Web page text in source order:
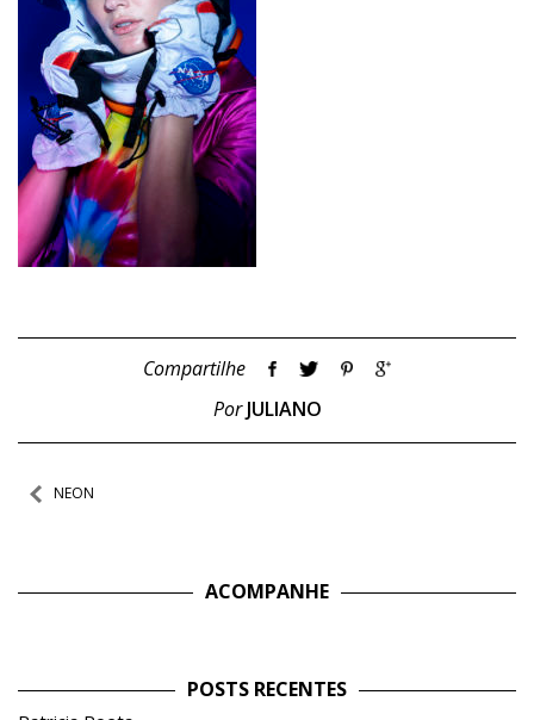
Compartilhe
PorJULIANO
Navegação
NEON
ACOMPANHE
POSTS RECENTES